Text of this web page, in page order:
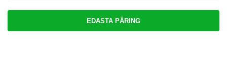
EDASTA PÄRING